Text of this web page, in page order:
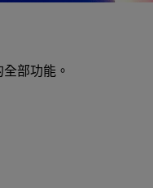
部功能。